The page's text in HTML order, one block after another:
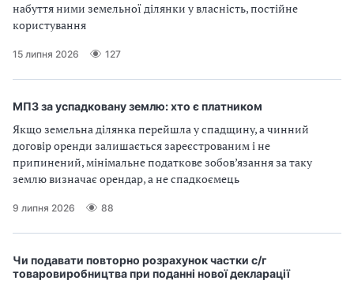
набуття ними земельної ділянки у власність, постійне
користування
15 липня 2026 127
МПЗ за успадковану землю: хто є платником
Якщо земельна ділянка перейшла у спадщину, а чинний
договір оренди залишається зареєстрованим і не
припинений, мінімальне податкове зобов’язання за таку
землю визначає орендар, а не спадкоємець
9 липня 2026 88
Чи подавати повторно розрахунок частки с/г
товаровиробництва при поданні нової декларації